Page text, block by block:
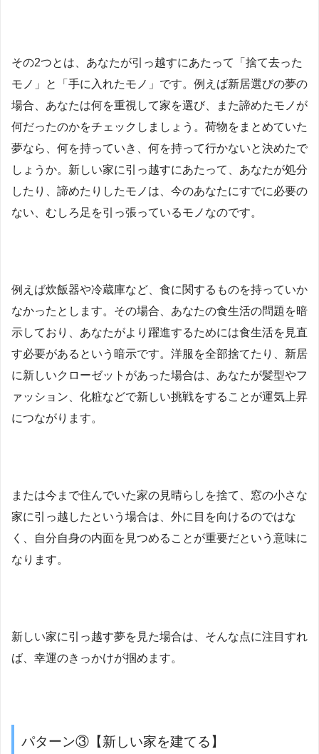
その2つとは、あなたが引っ越すにあたって「捨て去った
モノ」と「手に入れたモノ」です。例えば新居選びの夢の
場合、あなたは何を重視して家を選び、また諦めたモノが
何だったのかをチェックしましょう。荷物をまとめていた
夢なら、何を持っていき、何を持って行かないと決めたで
しょうか。新しい家に引っ越すにあたって、あなたが処分
したり、諦めたりしたモノは、今のあなたにすでに必要の
ない、むしろ足を引っ張っているモノなのです。
例えば炊飯器や冷蔵庫など、食に関するものを持っていか
なかったとします。その場合、あなたの食生活の問題を暗
示しており、あなたがより躍進するためには食生活を見直
す必要があるという暗示です。洋服を全部捨てたり、新居
に新しいクローゼットがあった場合は、あなたが髪型やフ
ァッション、化粧などで新しい挑戦をすることが運気上昇
につながります。
または今まで住んでいた家の見晴らしを捨て、窓の小さな
家に引っ越したという場合は、外に目を向けるのではな
く、自分自身の内面を見つめることが重要だという意味に
なります。
新しい家に引っ越す夢を見た場合は、そんな点に注目すれ
ば、幸運のきっかけが掴めます。
パターン③【新しい家を建てる】